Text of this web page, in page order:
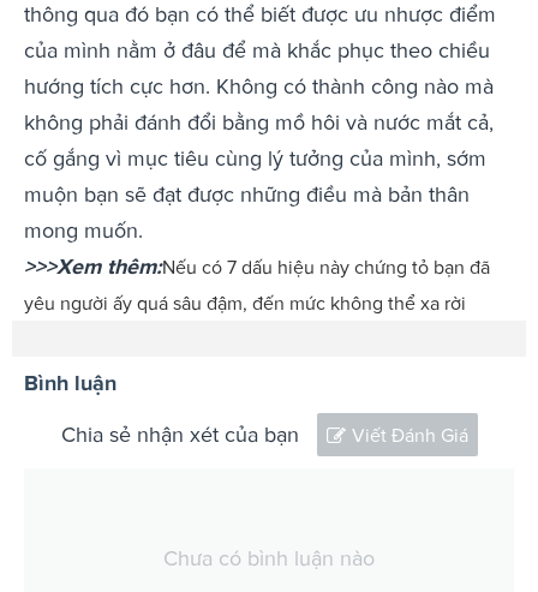
thông qua đó bạn có thể biết được ưu nhược điểm
của mình nằm ở đâu để mà khắc phục theo chiều
hướng tích cực hơn. Không có thành công nào mà
không phải đánh đổi bằng mồ hôi và nước mắt cả,
cố gắng vì mục tiêu cùng lý tưởng của mình, sớm
muộn bạn sẽ đạt được những điều mà bản thân
mong muốn.
>>>Xem thêm:Nếu có 7 dấu hiệu này chứng tỏ bạn đã
yêu người ấy quá sâu đậm, đến mức không thể xa rời
Bình luận
Chia sẻ nhận xét của bạn Viết Đánh Giá
Chưa có bình luận nào